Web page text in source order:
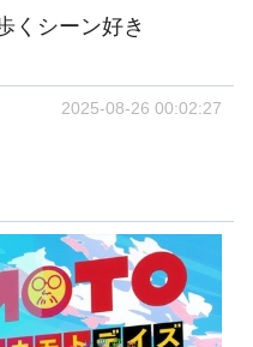
くシーン好き
2025-08-26 00:02:27